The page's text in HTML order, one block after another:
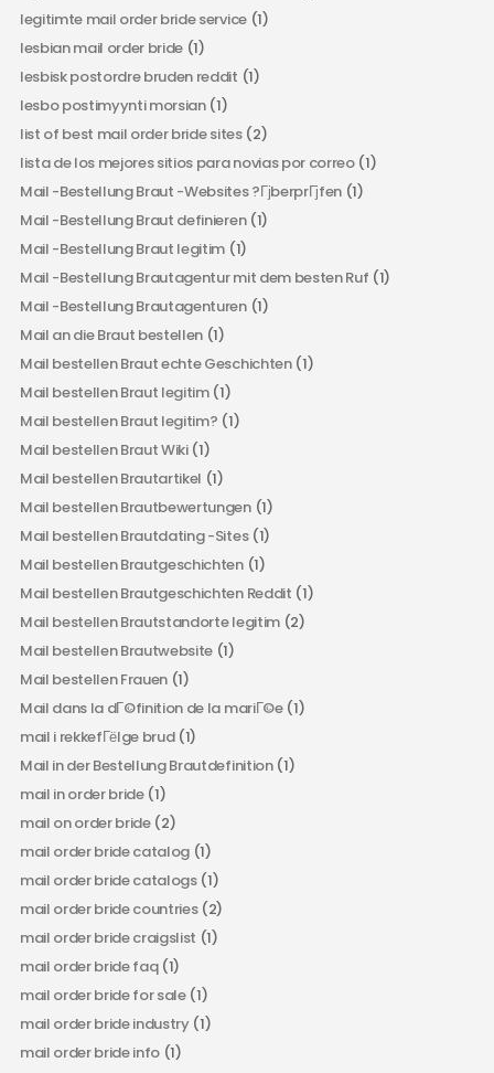
legitimte mail order bride service(1)
lesbian mail order bride (1)
lesbisk postordre bruden reddit (1)
lesbo postimyynti morsian(1)
list of best mail order bride sites(2)
lista de los mejores sitios para novias por correo(1)
Mail -Bestellung Braut -Websites ?ГјberprГјfen(1)
Mail -Bestellung Braut definieren(1)
Mail -Bestellung Braut legitim (1)
Mail -Bestellung Brautagentur mit dem besten Ruf (1)
Mail -Bestellung Brautagenturen(1)
Mail an die Braut bestellen (1)
Mail bestellen Braut echte Geschichten(1)
Mail bestellen Braut legitim(1)
Mail bestellen Braut legitim? (1)
Mail bestellen Braut Wiki(1)
Mail bestellen Brautartikel (1)
Mail bestellen Brautbewertungen(1)
Mail bestellen Brautdating -Sites(1)
Mail bestellen Brautgeschichten(1)
Mail bestellen Brautgeschichten Reddit (1)
Mail bestellen Brautstandorte legitim(2)
Mail bestellen Brautwebsite (1)
Mail bestellen Frauen (1)
Mail dans la dГ©finition de la mariГ©e(1)
mail i rekkefГёlge brud(1)
Mail in der Bestellung Brautdefinition(1)
mail in order bride(1)
mail on order bride(2)
mail order bride catalog (1)
mail order bride catalogs(1)
mail order bride countries(2)
mail order bride craigslist (1)
mail order bride faq(1)
mail order bride for sale(1)
mail order bride industry(1)
mail order bride info (1)